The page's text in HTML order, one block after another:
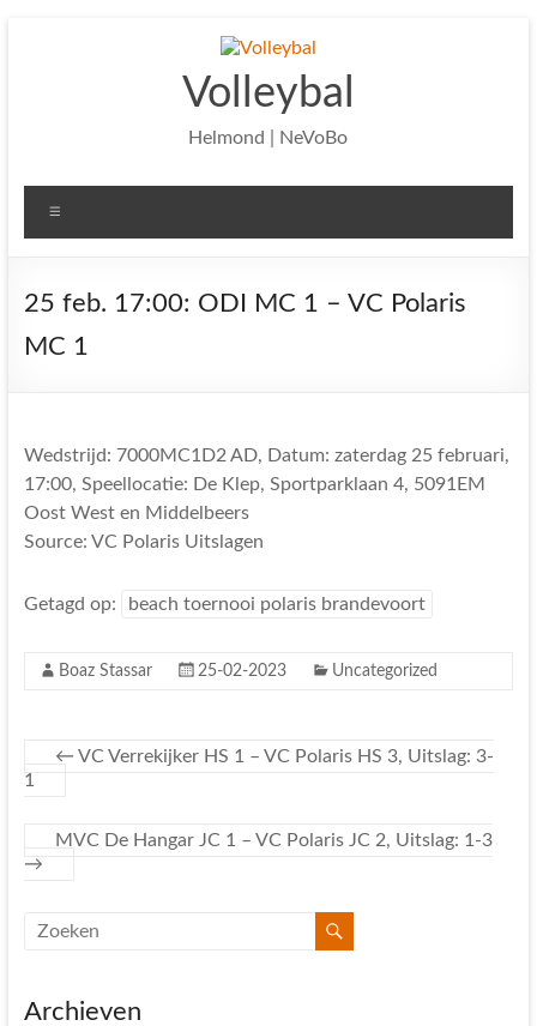
Volleybal
Helmond | NeVoBo
25 feb. 17:00: ODI MC 1 – VC Polaris
MC 1
Wedstrijd: 7000MC1D2 AD, Datum: zaterdag 25 februari,
17:00, Speellocatie: De Klep, Sportparklaan 4, 5091EM
Oost West en Middelbeers
Source: VC Polaris Uitslagen
Getagd op: beach toernooi polaris brandevoort
Boaz Stassar 25-02-2023 Uncategorized
← VC Verrekijker HS 1 – VC Polaris HS 3, Uitslag: 3-
1
MVC De Hangar JC 1 – VC Polaris JC 2, Uitslag: 1-3
→
Archieven